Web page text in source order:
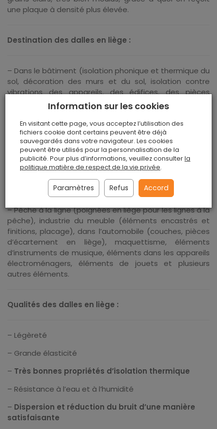
une plaque à densité plus élevée.
Destination des dalles en liège :
– Dans le bâtiment (isolation phonique et thermique du
sol, décoration des murs et du sol, isolation contre
vibrations des appareils, des édifices, des pièces
d’habitation, des joints de dilatation),
– Industrie de chaussures (production de semelles et
de formes pour les chaussures, des talons, des
semelles pour les mettre dans les chaussures, ainsi que
des éléments de chaussures orthopédiques)
– Publicité et secteur de décoration (tapis de sol,
poignées, accessoires de liège, tableaux de liège,
articles publicitaires),
– Pêche à la ligne (poignées en liège pour les lignes à la
pêche), industrie du meuble (éléments encastrés et
finitions, placage), dans l’automobile (couches, pièces
d’écartement en liège), maquettisme, éléments
d’instruments de musique, éléments dans les appareils
électroménagers, éléments de jouets et plusieurs
autres éléments.
Qualités des dalles en liège :
– Légèreté
– Grande élasticité
– Très bonnes propriétés d’isolation thermique
– Résistance à l’eau et à l’humidité
– Dispersion et réduction du bruit d’une manière
satisfaisante
Information sur les cookies
En visitant cette page, vous acceptez l’utilisation des
fichiers cookie dont certains peuvent être déjà
sauvegardés dans votre navigateur. Les cookies
peuvent être utilisés pour la personnalisation de la
publicité. Pour plus d’informations, veuillez consulterla
politique matière de respect de la vie privée.
Paramètres Refus Accord